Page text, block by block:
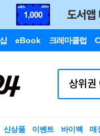
eBook 크레마클럽
신상품 이벤트 바이백 매